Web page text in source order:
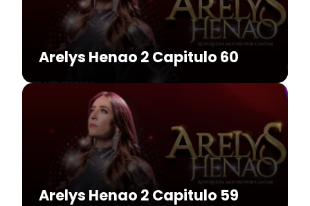
Arelys Henao 2 Capitulo 60
Arelys Henao 2 Capitulo 59